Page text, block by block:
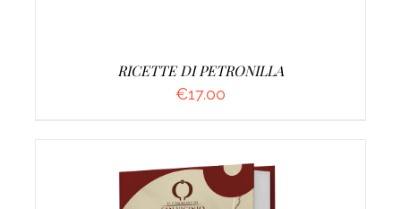
RICETTE DI PETRONILLA
€17.00